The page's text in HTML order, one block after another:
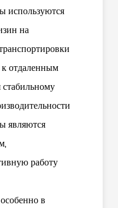
используются
на
отдаленным
стабильному
являются
работу
в